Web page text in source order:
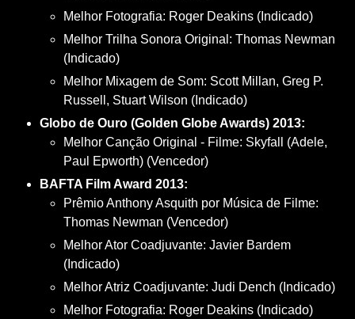
Melhor Fotografia: Roger Deakins (Indicado)
Melhor Trilha Sonora Original: Thomas Newman
(Indicado)
Melhor Mixagem de Som: Scott Millan, Greg P.
Russell, Stuart Wilson (Indicado)
Globo de Ouro (Golden Globe Awards) 2013:
Melhor Canção Original - Filme: Skyfall (Adele,
Paul Epworth) (Vencedor)
BAFTA Film Award 2013:
Prêmio Anthony Asquith por Música de Filme:
Thomas Newman (Vencedor)
Melhor Ator Coadjuvante: Javier Bardem
(Indicado)
Melhor Atriz Coadjuvante: Judi Dench (Indicado)
Melhor Fotografia: Roger Deakins (Indicado)